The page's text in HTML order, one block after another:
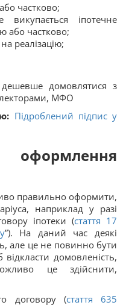
частково;
іпотечне
або частково;
реалізацію;
домовлятися з
МФО
Підроблений підпис у
оформлення
правильно оформити,
наприклад у разі
іпотеки (стаття 17
”). На даний час деякі
але це не повинно бути
домовленість,
це здійснити,
договору (стаття 635